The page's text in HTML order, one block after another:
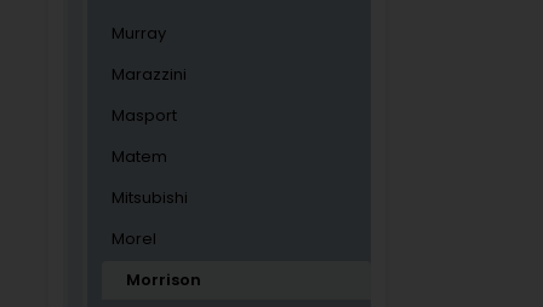
Murray
Marazzini
Masport
Matem
Mitsubishi
Morel
Morrison